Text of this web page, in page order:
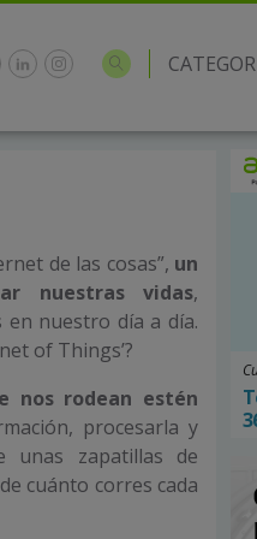
de las cosas”, un
nuestras vidas,
en nuestro día a día.
of Things’?
nos rodean estén
procesarla y
unas zapatillas de
cuánto corres cada